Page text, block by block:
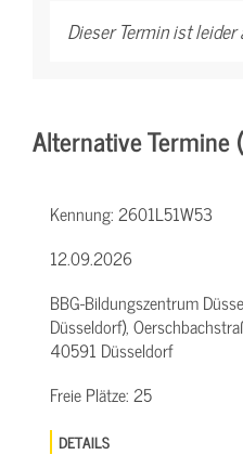
Dieser Termin ist
Alternative Termine
Kennung:2601L51W53
12.09.2026
BBG-Bildungszentrum
Düsseldorf),
40591 Düsseldorf
Freie Plätze:25
DETAILS